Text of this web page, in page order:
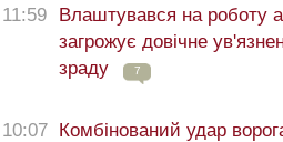
11:59
Влаштувався на роботу
загрожує довічне
зраду
7
10:07 Комбінований удар